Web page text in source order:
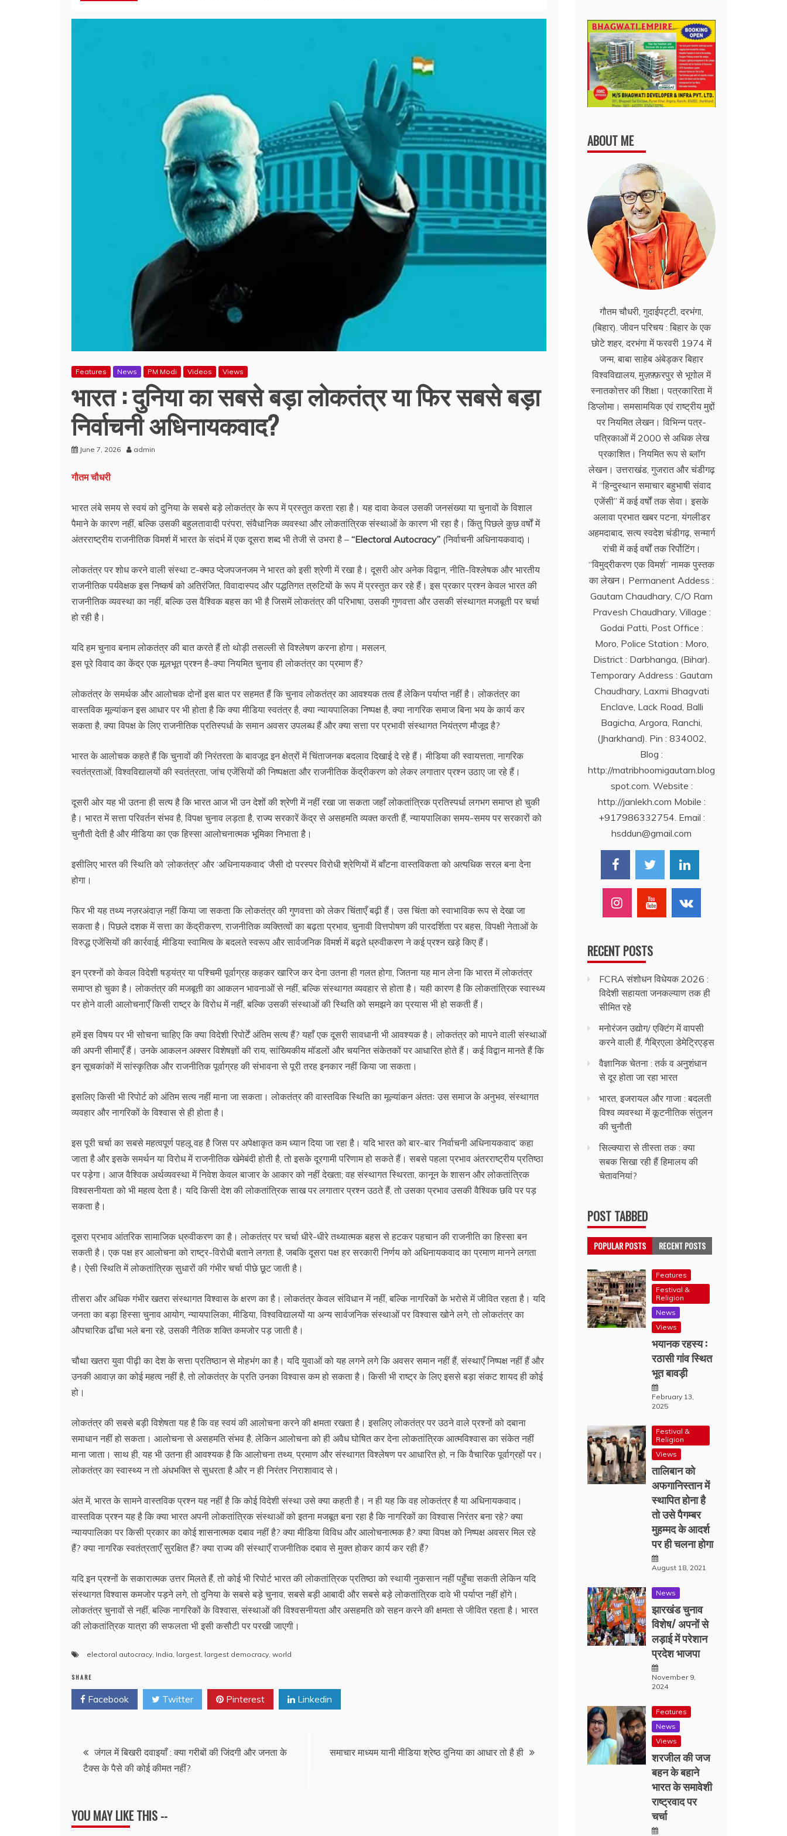
Features News PM Modi Videos Views
भारत : दुनिया का सबसे बड़ा लोकतंत्र या फिर सबसे बड़ा
निर्वाचनी अधिनायकवाद?
June 7, 2026 admin
गौतम चौधरी
भारत लंबे समय से स्वयं को दुनिया के सबसे बड़े लोकतंत्र के रूप में प्रस्तुत करता रहा है। यह दावा केवल उसकी जनसंख्या या चुनावों के विशाल
पैमाने के कारण नहीं, बल्कि उसकी बहुलतावादी परंपरा, संवैधानिक व्यवस्था और लोकतांत्रिक संस्थाओं के कारण भी रहा है। किंतु पिछले कुछ वर्षों में
अंतरराष्ट्रीय राजनीतिक विमर्श में भारत के संदर्भ में एक दूसरा शब्द भी तेजी से उभरा है – “Electoral Autocracy” (निर्वाचनी अधिनायकवाद)।
लोकतंत्र पर शोध करने वाली संस्था ट-क्मउ प्देजपजनजम ने भारत को इसी श्रेणी में रखा है। दूसरी ओर अनेक विद्वान, नीति-विश्लेषक और भारतीय
राजनीतिक पर्यवेक्षक इस निष्कर्ष को अतिरंजित, विवादास्पद और पद्धतिगत त्रुटियों के रूप में प्रस्तुत कर रहे हैं। इस प्रकार प्रश्न केवल भारत की
राजनीतिक व्यवस्था का नहीं, बल्कि उस वैश्विक बहस का भी है जिसमें लोकतंत्र की परिभाषा, उसकी गुणवत्ता और उसकी संस्थागत मजबूती पर चर्चा
हो रही है।
यदि हम चुनाव बनाम लोकतंत्र की बात करते हैं तो थोड़ी तसल्ली से विश्लेषण करना होगा। मसलन,
इस पूरे विवाद का केंद्र एक मूलभूत प्रश्न है-क्या नियमित चुनाव ही लोकतंत्र का प्रमाण हैं?
लोकतंत्र के समर्थक और आलोचक दोनों इस बात पर सहमत हैं कि चुनाव लोकतंत्र का आवश्यक तत्व हैं लेकिन पर्याप्त नहीं है। लोकतंत्र का
वास्तविक मूल्यांकन इस आधार पर भी होता है कि क्या मीडिया स्वतंत्र है, क्या न्यायपालिका निष्पक्ष है, क्या नागरिक समाज बिना भय के कार्य कर
सकता है, क्या विपक्ष के लिए राजनीतिक प्रतिस्पर्धा के समान अवसर उपलब्ध हैं और क्या सत्ता पर प्रभावी संस्थागत नियंत्रण मौजूद है?
भारत के आलोचक कहते हैं कि चुनावों की निरंतरता के बावजूद इन क्षेत्रों में चिंताजनक बदलाव दिखाई दे रहे हैं। मीडिया की स्वायत्तता, नागरिक
स्वतंत्रताओं, विश्वविद्यालयों की स्वतंत्रता, जांच एजेंसियों की निष्पक्षता और राजनीतिक केंद्रीकरण को लेकर लगातार प्रश्न उठाए जा रहे हैं।
दूसरी ओर यह भी उतना ही सत्य है कि भारत आज भी उन देशों की श्रेणी में नहीं रखा जा सकता जहाँ लोकतांत्रिक प्रतिस्पर्धा लगभग समाप्त हो चुकी
है। भारत में सत्ता परिवर्तन संभव है, विपक्ष चुनाव लड़ता है, राज्य सरकारें केंद्र से असहमति व्यक्त करती हैं, न्यायपालिका समय-समय पर सरकारों को
चुनौती देती है और मीडिया का एक हिस्सा आलोचनात्मक भूमिका निभाता है।
इसीलिए भारत की स्थिति को ‘लोकतंत्र’ और ‘अधिनायकवाद’ जैसी दो परस्पर विरोधी श्रेणियों में बाँटना वास्तविकता को अत्यधिक सरल बना देना
होगा।
फिर भी यह तथ्य नज़रअंदाज़ नहीं किया जा सकता कि लोकतंत्र की गुणवत्ता को लेकर चिंताएँ बढ़ी हैं। उस चिंता को स्वाभाविक रूप से देखा जा
सकता है। पिछले दशक में सत्ता का केंद्रीकरण, राजनीतिक व्यक्तित्वों का बढ़ता प्रभाव, चुनावी वित्तपोषण की पारदर्शिता पर बहस, विपक्षी नेताओं के
विरुद्ध एजेंसियों की कार्रवाई, मीडिया स्वामित्व के बदलते स्वरूप और सार्वजनिक विमर्श में बढ़ते ध्रुवीकरण ने कई प्रश्न खड़े किए हैं।
इन प्रश्नों को केवल विदेशी षड्यंत्र या पश्चिमी पूर्वाग्रह कहकर खारिज कर देना उतना ही गलत होगा, जितना यह मान लेना कि भारत में लोकतंत्र
समाप्त हो चुका है। लोकतंत्र की मजबूती का आकलन भावनाओं से नहीं, बल्कि संस्थागत व्यवहार से होता है। यही कारण है कि लोकतांत्रिक स्वास्थ्य
पर होने वाली आलोचनाएँ किसी राष्ट्र के विरोध में नहीं, बल्कि उसकी संस्थाओं की स्थिति को समझने का प्रयास भी हो सकती हैं।
हमें इस विषय पर भी सोचना चाहिए कि क्या विदेशी रिपोर्टें अंतिम सत्य हैं? यहाँ एक दूसरी सावधानी भी आवश्यक है। लोकतंत्र को मापने वाली संस्थाओं
की अपनी सीमाएँ हैं। उनके आकलन अक्सर विशेषज्ञों की राय, सांख्यिकीय मॉडलों और चयनित संकेतकों पर आधारित होते हैं। कई विद्वान मानते हैं कि
इन सूचकांकों में सांस्कृतिक और राजनीतिक पूर्वाग्रह की संभावना से पूरी तरह इनकार नहीं किया जा सकता।
इसलिए किसी भी रिपोर्ट को अंतिम सत्य नहीं माना जा सकता। लोकतंत्र की वास्तविक स्थिति का मूल्यांकन अंततः उस समाज के अनुभव, संस्थागत
व्यवहार और नागरिकों के विश्वास से ही होता है।
इस पूरी चर्चा का सबसे महत्वपूर्ण पहलू वह है जिस पर अपेक्षाकृत कम ध्यान दिया जा रहा है। यदि भारत को बार-बार ‘निर्वाचनी अधिनायकवाद’ कहा
जाता है और इसके समर्थन या विरोध में राजनीतिक खेमेबंदी होती है, तो इसके दूरगामी परिणाम हो सकते हैं। सबसे पहला प्रभाव अंतरराष्ट्रीय प्रतिष्ठा
पर पड़ेगा। आज वैश्विक अर्थव्यवस्था में निवेश केवल बाजार के आकार को नहीं देखता; वह संस्थागत स्थिरता, कानून के शासन और लोकतांत्रिक
विश्वसनीयता को भी महत्व देता है। यदि किसी देश की लोकतांत्रिक साख पर लगातार प्रश्न उठते हैं, तो उसका प्रभाव उसकी वैश्विक छवि पर पड़
सकता है।
दूसरा प्रभाव आंतरिक सामाजिक ध्रुवीकरण का है। लोकतंत्र पर चर्चा धीरे-धीरे तथ्यात्मक बहस से हटकर पहचान की राजनीति का हिस्सा बन
सकती है। एक पक्ष हर आलोचना को राष्ट्र-विरोधी बताने लगता है, जबकि दूसरा पक्ष हर सरकारी निर्णय को अधिनायकवाद का प्रमाण मानने लगता
है। ऐसी स्थिति में लोकतांत्रिक सुधारों की गंभीर चर्चा पीछे छूट जाती है।
तीसरा और अधिक गंभीर खतरा संस्थागत विश्वास के क्षरण का है। लोकतंत्र केवल संविधान में नहीं, बल्कि नागरिकों के भरोसे में जीवित रहता है। यदि
जनता का बड़ा हिस्सा चुनाव आयोग, न्यायपालिका, मीडिया, विश्वविद्यालयों या अन्य सार्वजनिक संस्थाओं पर विश्वास खोने लगे, तो लोकतंत्र का
औपचारिक ढाँचा भले बना रहे, उसकी नैतिक शक्ति कमजोर पड़ जाती है।
चौथा खतरा युवा पीढ़ी का देश के सत्ता प्रतिष्ठान से मोहभंग का है। यदि युवाओं को यह लगने लगे कि अवसर समान नहीं हैं, संस्थाएँ निष्पक्ष नहीं हैं और
उनकी आवाज़ का कोई महत्व नहीं है, तो लोकतंत्र के प्रति उनका विश्वास कम हो सकता है। किसी भी राष्ट्र के लिए इससे बड़ा संकट शायद ही कोई
हो।
लोकतंत्र की सबसे बड़ी विशेषता यह है कि वह स्वयं की आलोचना करने की क्षमता रखता है। इसलिए लोकतंत्र पर उठने वाले प्रश्नों को दबाना
समाधान नहीं हो सकता। आलोचना से असहमति संभव है, लेकिन आलोचना को ही अवैध घोषित कर देना लोकतांत्रिक आत्मविश्वास का संकेत नहीं
माना जाता। साथ ही, यह भी उतना ही आवश्यक है कि आलोचना तथ्य, प्रमाण और संस्थागत विश्लेषण पर आधारित हो, न कि वैचारिक पूर्वाग्रहों पर।
लोकतंत्र का स्वास्थ्य न तो अंधभक्ति से सुधरता है और न ही निरंतर निराशावाद से।
अंत में, भारत के सामने वास्तविक प्रश्न यह नहीं है कि कोई विदेशी संस्था उसे क्या कहती है। न ही यह कि वह लोकतंत्र है या अधिनायकवाद।
वास्तविक प्रश्न यह है कि क्या भारत अपनी लोकतांत्रिक संस्थाओं को इतना मजबूत बना रहा है कि नागरिकों का विश्वास निरंतर बना रहे? क्या
न्यायपालिका पर किसी प्रकार का कोई शासनात्मक दबाव नहीं है? क्या मीडिया विविध और आलोचनात्मक है? क्या विपक्ष को निष्पक्ष अवसर मिल रहे
हैं? क्या नागरिक स्वतंत्रताएँ सुरक्षित हैं? क्या राज्य की संस्थाएँ राजनीतिक दबाव से मुक्त होकर कार्य कर रही हैं?
यदि इन प्रश्नों के सकारात्मक उत्तर मिलते हैं, तो कोई भी रिपोर्ट भारत की लोकतांत्रिक प्रतिष्ठा को स्थायी नुकसान नहीं पहुँचा सकती लेकिन यदि
संस्थागत विश्वास कमजोर पड़ने लगे, तो दुनिया के सबसे बड़े चुनाव, सबसे बड़ी आबादी और सबसे बड़े लोकतांत्रिक दावे भी पर्याप्त नहीं होंगे।
लोकतंत्र चुनावों से नहीं, बल्कि नागरिकों के विश्वास, संस्थाओं की विश्वसनीयता और असहमति को सहन करने की क्षमता से जीवित रहता है। भारत
की लोकतांत्रिक यात्रा की सफलता भी इसी कसौटी पर परखी जाएगी।
electoral autocracy India largest largest democracy world
SHARE
Facebook Twitter Pinterest Linkedin
Post
navigation
जंगल में बिखरी दवाइयाँ : क्या गरीबों की जिंदगी और जनता के
टैक्स के पैसे की कोई कीमत नहीं?
समाचार माध्यम यानी मीडिया श्रेष्ठ दुनिया का आधार तो है ही
YOU MAY LIKE THIS --
ABOUT ME
गौतम चौधरी, गुदाईपट्टी, दरभंगा,
(बिहार). जीवन परिचय : बिहार के एक
छोटे शहर, दरभंगा में फरवरी 1974 में
जन्म, बाबा साहेब अंबेड्कर बिहार
विश्वविद्यालय, मुज़फ़्फ़रपुर से भूगोल में
स्नातकोत्तर की शिक्षा। पत्रकारिता में
डिप्लोमा। समसामयिक एवं राष्ट्रीय मुद्दों
पर नियमित लेखन। विभिन्न पत्र-
पत्रिकाओं में 2000 से अधिक लेख
प्रकाशित। नियमित रूप से ब्लाॅग
लेखन। उत्तराखंड, गुजरात और चंडीगढ़
में ‘‘हिन्दुस्थान समाचार बहुभाषी संवाद
एजेंसी’’ में कई वर्षों तक सेवा। इसके
अलावा प्रभात खबर पटना, यंगलीडर
अहमदाबाद, सत्य स्वदेश चंडीगढ़, सन्मार्ग
रांची में कई वर्षों तक रिर्पोटिंग।
‘‘विमुद्रीकरण एक विमर्श’’ नामक पुस्तक
का लेखन। Permanent Addess :
Gautam Chaudhary, C/O Ram
Pravesh Chaudhary, Village :
Godai Patti, Post Office :
Moro, Police Station : Moro,
District : Darbhanga, (Bihar).
Temporary Address : Gautam
Chaudhary, Laxmi Bhagvati
Enclave, Lack Road, Balli
Bagicha, Argora, Ranchi,
(Jharkhand). Pin : 834002,
Blog :
http://matribhoomigautam.blog
spot.com. Website :
http://janlekh.com Mobile :
+917986332754. Email :
hsddun@gmail.com
RECENT POSTS
FCRA संशोधन विधेयक 2026 :
विदेशी सहायता जनकल्याण तक ही
सीमित रहे
मनोरंजन उद्योग/ एक्टिंग में वापसी
करने वाली हैं, गैब्रिएला डेमेट्रिएड्स
वैज्ञानिक चेतना : तर्क व अनुशंधान
से दूर होता जा रहा भारत
भारत, इजरायल और गाजा : बदलती
विश्व व्यवस्था में कूटनीतिक संतुलन
की चुनौती
सिल्क्यारा से तीस्ता तक : क्या
सबक सिखा रही हैं हिमालय की
चेतावनियां?
POST TABBED
POPULAR POSTS RECENT POSTS
Features
Festival &
Religion
News
Views
भयानक रहस्य :
रठासी गांव स्थित
भूत बावड़ी
February 13,
2025
Festival &
Religion
Views
तालिबान को
अफगानिस्तान में
स्थापित होना है
तो उसे पैगम्बर
मुहम्मद के आदर्श
पर ही चलना होगा
August 18, 2021
News
झारखंड चुनाव
विशेष/ अपनों से
लड़ाई में परेशान
प्रदेश भाजपा
November 9,
2024
Features
News
Views
शरजील की जज
बहन के बहाने
भारत के समावेशी
राष्ट्रवाद पर
चर्चा